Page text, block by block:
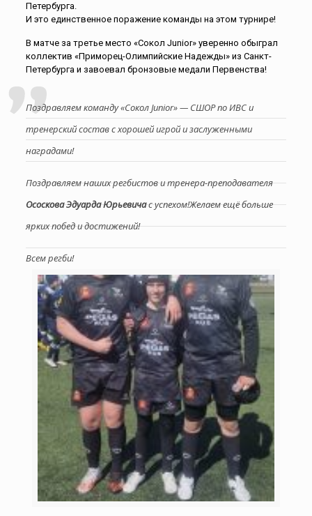
Петербурга.
И это единственное поражение команды на этом турнире!
В матче за третье место «Сокол Junior» уверенно обыграл
коллектив «Приморец-Олимпийские Надежды» из Санкт-
Петербурга и завоевал бронзовые медали Первенства!
Поздравляем команду «Сокол Junior» — СШОР по ИВС и
тренерский состав с хорошей игрой и заслуженными
наградами!
Поздравляем наших регбистов и тренера-преподавателя
Ососкова Эдуарда Юрьевичас успехом!Желаем ещё больше
ярких побед и достижений!
Всем регби!